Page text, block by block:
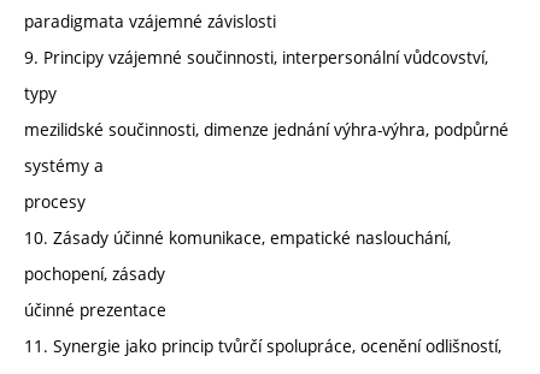
paradigmata vzájemné závislosti
9. Principy vzájemné součinnosti, interpersonální vůdcovství,
typy
mezilidské součinnosti, dimenze jednání výhra-výhra, podpůrné
systémy a
procesy
10. Zásady účinné komunikace, empatické naslouchání,
pochopení, zásady
účinné prezentace
11. Synergie jako princip tvůrčí spolupráce, ocenění odlišností,